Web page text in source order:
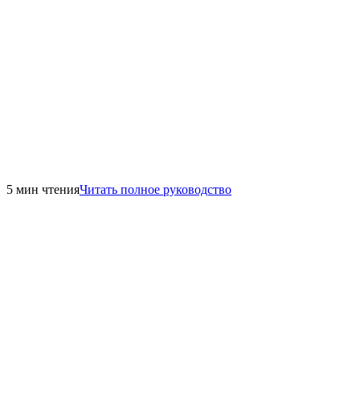
5 мин чтенияЧитать полное руководство